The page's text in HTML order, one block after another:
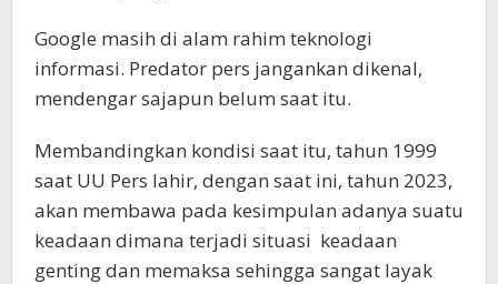
Google masih di alam rahim teknologi
informasi. Predator pers jangankan dikenal,
mendengar sajapun belum saat itu.
Membandingkan kondisi saat itu, tahun 1999
saat UU Pers lahir, dengan saat ini, tahun 2023,
akan membawa pada kesimpulan adanya suatu
keadaan dimana terjadi situasi keadaan
genting dan memaksa sehingga sangat layak